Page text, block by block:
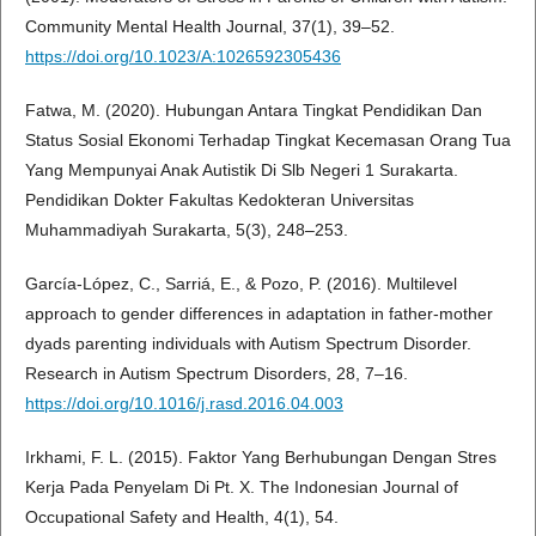
Community Mental Health Journal, 37(1), 39–52.
https://doi.org/10.1023/A:1026592305436
Fatwa, M. (2020). Hubungan Antara Tingkat Pendidikan Dan
Status Sosial Ekonomi Terhadap Tingkat Kecemasan Orang Tua
Yang Mempunyai Anak Autistik Di Slb Negeri 1 Surakarta.
Pendidikan Dokter Fakultas Kedokteran Universitas
Muhammadiyah Surakarta, 5(3), 248–253.
García-López, C., Sarriá, E., & Pozo, P. (2016). Multilevel
approach to gender differences in adaptation in father-mother
dyads parenting individuals with Autism Spectrum Disorder.
Research in Autism Spectrum Disorders, 28, 7–16.
https://doi.org/10.1016/j.rasd.2016.04.003
Irkhami, F. L. (2015). Faktor Yang Berhubungan Dengan Stres
Kerja Pada Penyelam Di Pt. X. The Indonesian Journal of
Occupational Safety and Health, 4(1), 54.